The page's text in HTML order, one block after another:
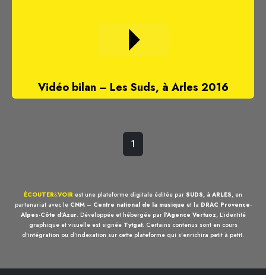
Vidéo bilan – Les Suds, à Arles 2016
1
ÉCOUTER&VOIR est une plateforme digitale éditée par SUDS, à ARLES, en
partenariat avec le CNM – Centre national de la musique et la DRAC Provence-
Alpes-Côte d'Azur. Développée et hébergée par l'Agence Vertuoz, L'identité
graphique et visuelle est signée Tytgat. Certains contenus sont en cours
d'intégration ou d'indexation sur cette plateforme qui s'enrichira petit à petit.